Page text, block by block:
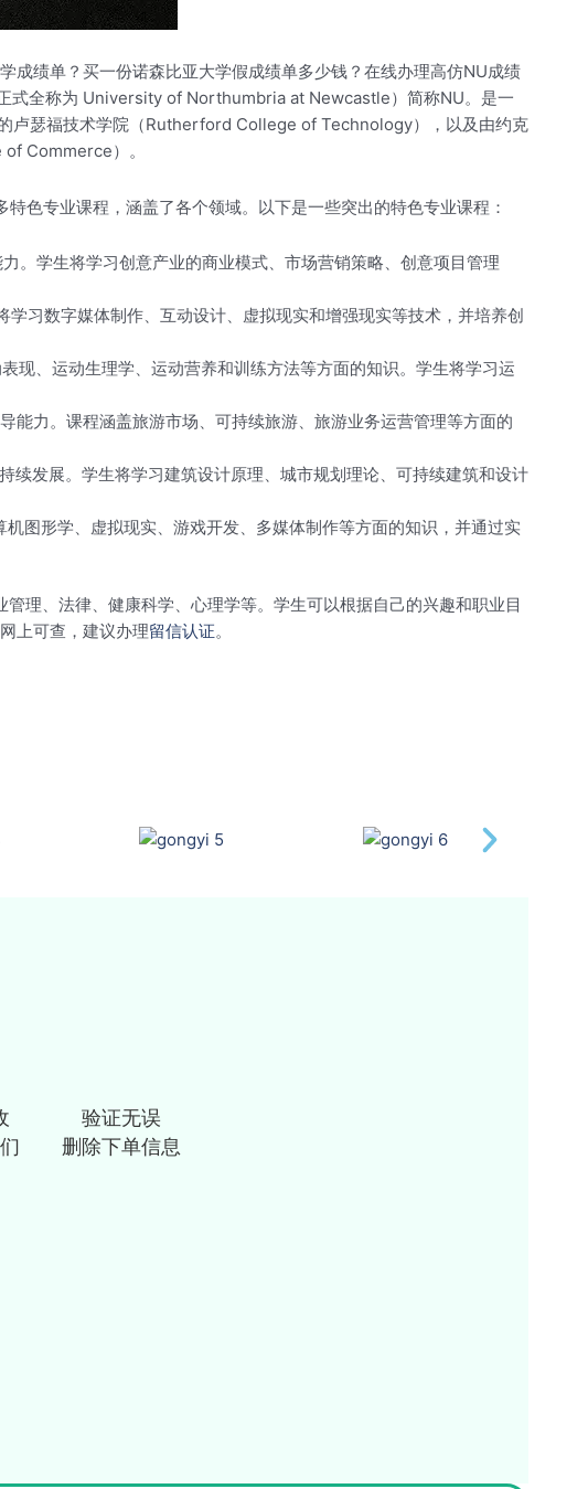
成绩单？买一份诺森比亚大学假成绩单多少钱？在线办理高仿NU成绩
式全称为 University of Northumbria at Newcastle）简称NU。是一
卢瑟福技术学院（Rutherford College of Technology），以及由约克
Commerce）。
色专业课程，涵盖了各个领域。以下是一些突出的特色专业课程：
学生将学习创意产业的商业模式、市场营销策略、创意项目管理
习数字媒体制作、互动设计、虚拟现实和增强现实等技术，并培养创
、运动生理学、运动营养和训练方法等方面的知识。学生将学习运
力。课程涵盖旅游市场、可持续旅游、旅游业务运营管理等方面的
发展。学生将学习建筑设计原理、城市规划理论、可持续建筑和设计
图形学、虚拟现实、游戏开发、多媒体制作等方面的知识，并通过实
理、法律、健康科学、心理学等。学生可以根据自己的兴趣和职业目
上可查，建议办理留信认证。
验证无误
删除下单信息